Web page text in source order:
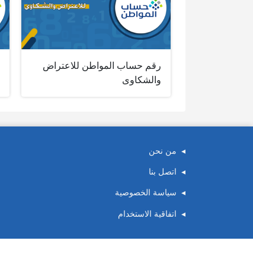
رقم حساب المواطن للاعتراض
والشكاوى
من نحن
اتصل بنا
سياسة الخصوصية
اتفاقية الاستخدام